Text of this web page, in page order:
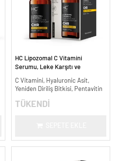
HC Lipozomal C Vitamini
Serumu, Leke Karşıtı ve
C Vitamini, Hyaluronic Asit,
Yeniden Diriliş Bitkisi, Pentavitin
TÜKENDİ